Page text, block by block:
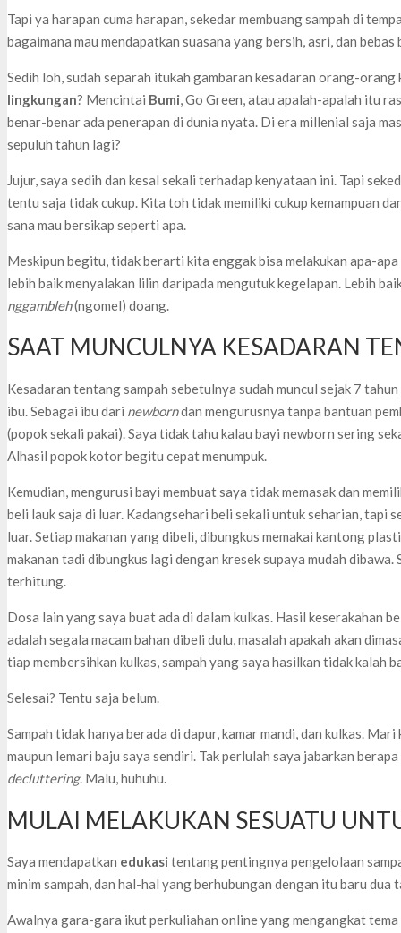
Tapi ya harapan cuma harapan, sekedar membuang sampah di
bagaimana mau mendapatkan suasana yang bersih, asri, dan bebas
Sedih loh, sudah separah itukah gambaran kesadaran orang-
lingkungan? Mencintai Bumi, Go Green, atau apalah-apalah itu
benar-benar ada penerapan di dunia nyata. Di era millenial saja
sepuluh tahun lagi?
Jujur, saya sedih dan kesal sekali terhadap kenyataan ini. Tapi
tentu saja tidak cukup. Kita toh tidak memiliki cukup kemampuan
sana mau bersikap seperti apa.
Meskipun begitu, tidak berarti kita enggak bisa melakukan apa-
lebih baik menyalakan lilin daripada mengutuk kegelapan. Lebih
nggambleh(ngomel) doang.
SAAT MUNCULNYA KESADARAN
Kesadaran tentang sampah sebetulnya sudah muncul sejak 7
ibu. Sebagai ibu dari newborndan mengurusnya tanpa bantuan
(popok sekali pakai). Saya tidak tahu kalau bayi newborn sering
Alhasil popok kotor begitu cepat menumpuk.
Kemudian, mengurusi bayi membuat saya tidak memasak dan
beli lauk saja di luar. Kadangsehari beli sekali untuk seharian, tapi
luar. Setiap makanan yang dibeli, dibungkus memakai kantong
makanan tadi dibungkus lagi dengan kresek supaya mudah
terhitung.
Dosa lain yang saya buat ada di dalam kulkas. Hasil keserakahan
adalah segala macam bahan dibeli dulu, masalah apakah akan
tiap membersihkan kulkas, sampah yang saya hasilkan tidak kalah
Selesai? Tentu saja belum.
Sampah tidak hanya berada di dapur, kamar mandi, dan kulkas.
maupun lemari baju saya sendiri. Tak perlulah saya jabarkan
decluttering. Malu, huhuhu.
MULAI MELAKUKAN SESUATU
Saya mendapatkan edukasi tentang pentingnya pengelolaan
minim sampah, dan hal-hal yang berhubungan dengan itu baru dua
Awalnya gara-gara ikut perkuliahan online yang mengangkat